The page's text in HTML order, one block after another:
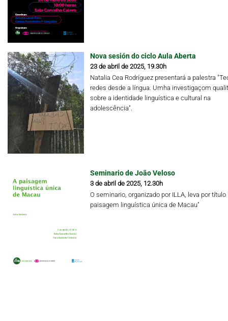
Nova sesión do ciclo Aula Aberta
23 de abril de 2025, 19.30h
Natalia Cea Rodríguez presentará a palestra
redes desde a língua. Umha investigaçom
sobre a identidade linguística e cultural na
adolescência".
Seminario de João Veloso
3 de abril de 2025, 12.30h
O seminario, organizado por ILLA, leva por título
paisagem linguística única de Macau"